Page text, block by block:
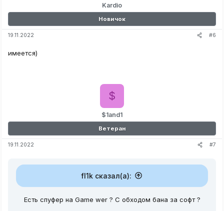
Kardio
Новичок
19.11.2022 #6
имеется)
$1and1
$
Ветеран
19.11.2022 #7
fl1k сказал(а):
Есть спуфер на Game wer ? C обходом бана за софт ?